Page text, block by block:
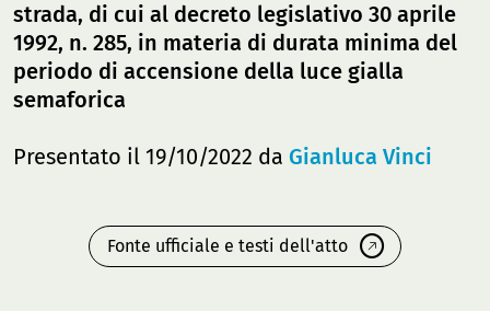
strada, di cui al decreto legislativo 30 aprile
1992, n. 285, in materia di durata minima del
periodo di accensione della luce gialla
semaforica
Presentato il 19/10/2022 da Gianluca Vinci
Fonte ufficiale e testi dell'atto